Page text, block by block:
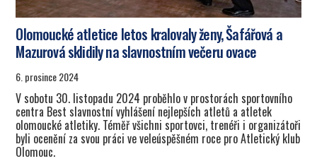
Olomoucké atletice letos kralovaly ženy, Šafářová a
Mazurová sklidily na slavnostním večeru ovace
6. prosince 2024
V sobotu 30. listopadu 2024 proběhlo v prostorách sportovního
centra Best slavnostní vyhlášení nejlepších atletů a atletek
olomoucké atletiky. Téměř všichni sportovci, trenéři i organizátoři
byli ocenění za svou práci ve veleúspěšném roce pro Atletický klub
Olomouc.